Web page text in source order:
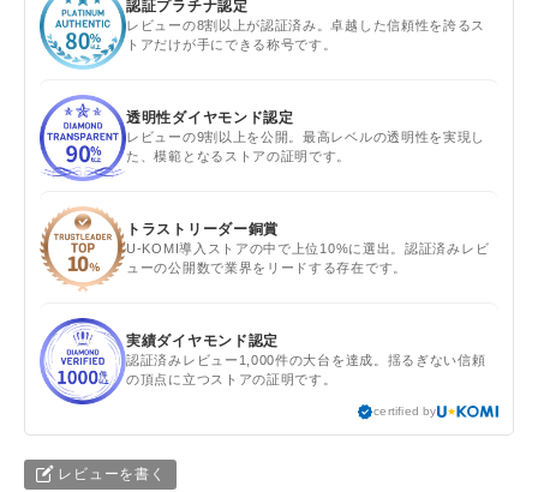
認証プラチナ認定
レビューの8割以上が認証済み。卓越した信頼性を誇るス
トアだけが手にできる称号です。
透明性ダイヤモンド認定
レビューの9割以上を公開。最高レベルの透明性を実現し
た、模範となるストアの証明です。
トラストリーダー銅賞
U-KOMI導入ストアの中で上位10%に選出。認証済みレビ
ューの公開数で業界をリードする存在です。
実績ダイヤモンド認定
認証済みレビュー1,000件の大台を達成。揺るぎない信頼
の頂点に立つストアの証明です。
certified by
レビューを書く